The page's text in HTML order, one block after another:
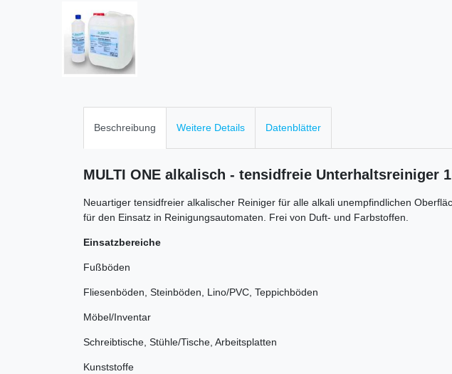
Beschreibung Weitere Details Datenblätter
MULTI ONE alkalisch - tensidfreie Unterhaltsreiniger
Neuartiger tensidfreier alkalischer Reiniger für alle alkali unempfindlichen
für den Einsatz in Reinigungsautomaten. Frei von Duft- und Farbstoffen.
Einsatzbereiche
Fußböden
Fliesenböden, Steinböden, Lino/PVC, Teppichböden
Möbel/Inventar
Schreibtische, Stühle/Tische, Arbeitsplatten
Kunststoffe